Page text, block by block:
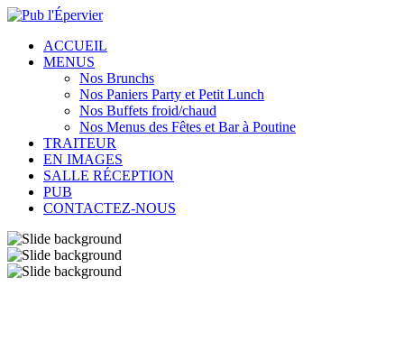
ACCUEIL
MENUS
Nos Brunchs
Nos Paniers Party et Petit Lunch
Nos Buffets froid/chaud
Nos Menus des Fêtes et Bar à Poutine
TRAITEUR
EN IMAGES
SALLE RÉCEPTION
PUB
CONTACTEZ-NOUS